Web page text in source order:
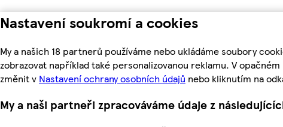
Nastavení soukromí a cookies
My a našich 18 partnerů používáme nebo ukládáme soubory
zobrazovat například také personalizovanou reklamu. V
změnit v Nastavení ochrany osobních údajů nebo kliknutím na
My a naši partneři zpracováváme údaje z